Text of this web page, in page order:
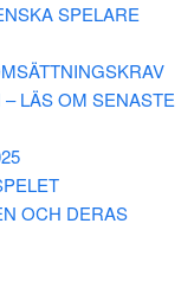
SPELARE
LÄS OM SENASTE
OCH DERAS